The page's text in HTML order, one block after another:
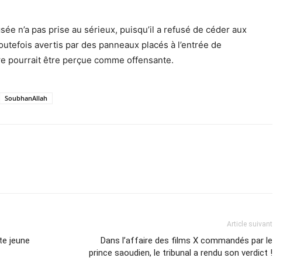
n’a pas prise au sérieux, puisqu’il a refusé de céder aux
avertis par des panneaux placés à l’entrée de
pourrait être perçue comme offensante.
SoubhanAllah
jeune
Article suivant
Dans l’affaire des films X commandés par le
prince saoudien, le tribunal a rendu son verdict !